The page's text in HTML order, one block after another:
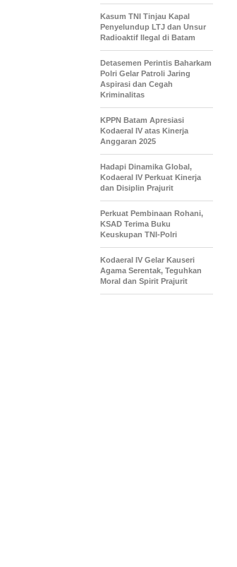
Kasum TNI Tinjau Kapal
Penyelundup LTJ dan Unsur
Radioaktif Ilegal di Batam
Detasemen Perintis Baharkam
Polri Gelar Patroli Jaring
Aspirasi dan Cegah
Kriminalitas
KPPN Batam Apresiasi
Kodaeral IV atas Kinerja
Anggaran 2025
Hadapi Dinamika Global,
Kodaeral IV Perkuat Kinerja
dan Disiplin Prajurit
Perkuat Pembinaan Rohani,
KSAD Terima Buku
Keuskupan TNI-Polri
Kodaeral IV Gelar Kauseri
Agama Serentak, Teguhkan
Moral dan Spirit Prajurit